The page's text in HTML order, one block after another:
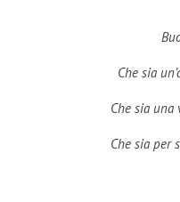
Che sia
Che sia
Che sia per